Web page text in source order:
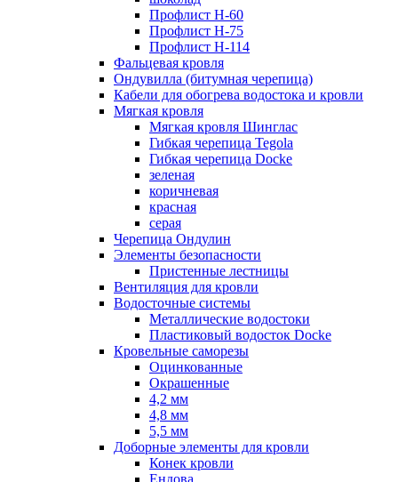
Профлист Н-60
Профлист Н-75
Профлист H-114
Фальцевая кровля
Ондувилла (битумная черепица)
Кабели для обогрева водостока и кровли
Мягкая кровля
Мягкая кровля Шинглас
Гибкая черепица Tegola
Гибкая черепица Docke
зеленая
коричневая
красная
серая
Черепица Ондулин
Элементы безопасности
Пристенные лестницы
Вентиляция для кровли
Водосточные системы
Металлические водостоки
Пластиковый водосток Docke
Кровельные саморезы
Оцинкованные
Окрашенные
4,2 мм
4,8 мм
5,5 мм
Доборные элементы для кровли
Конек кровли
Ендова